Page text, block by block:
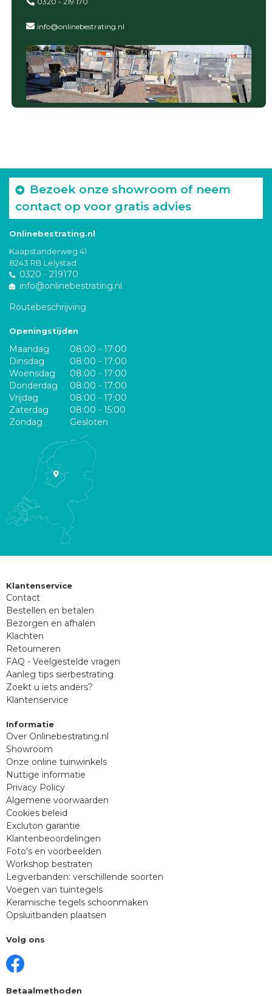
info@onlinebestrating.nl
Bezoek onze showroom of neem
contact op voor gratis advies
Onlinebestrating.nl
Kaapstanderweg 41
8243 RB Lelystad
0320 - 219170
info@onlinebestrating.nl
Routebeschrijving
Openingstijden
Maandag
08:00 - 17:00
Dinsdag
08:00 - 17:00
Woensdag
08:00 - 17:00
Donderdag
08:00 - 17:00
Vrijdag
08:00 - 17:00
Zaterdag
08:00 - 15:00
Zondag
Gesloten
Klantenservice
Contact
Bestellen en betalen
Bezorgen en afhalen
Klachten
Retourneren
FAQ - Veelgestelde vragen
Aanleg tips sierbestrating
Zoekt u iets anders?
Klantenservice
Informatie
Over Onlinebestrating.nl
Showroom
Onze online tuinwinkels
Nuttige informatie
Privacy Policy
Algemene voorwaarden
Cookies beleid
Excluton garantie
Klantenbeoordelingen
Foto's en voorbeelden
Workshop bestraten
Legverbanden: verschillende soorten
Voegen van tuintegels
Keramische tegels schoonmaken
Opsluitbanden plaatsen
Volg ons
Betaalmethoden